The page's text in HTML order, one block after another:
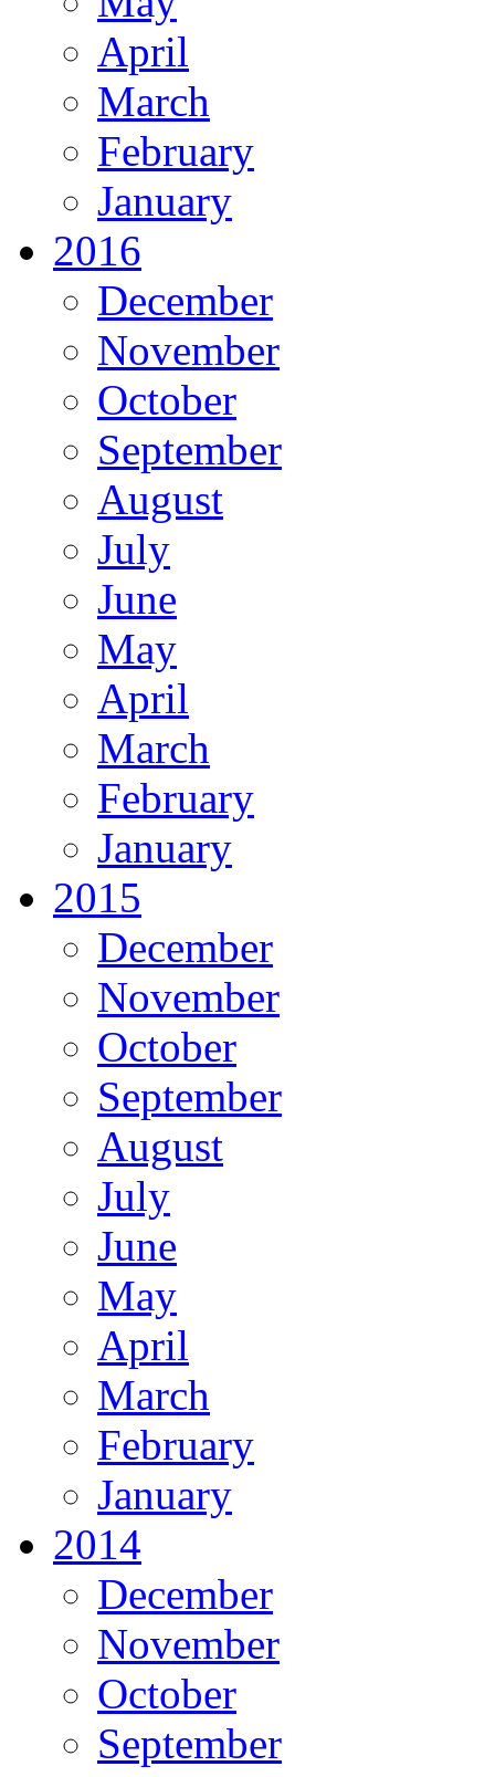
April
March
February
January
2016
December
November
October
September
August
July
June
May
April
March
February
January
2015
December
November
October
September
August
July
June
May
April
March
February
January
2014
December
November
October
September